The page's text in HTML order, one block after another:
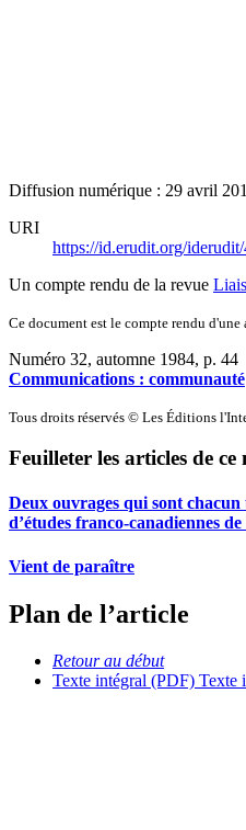
Diffusion numérique : 29 avril
URI
https://id.erudit.org/
Un compte rendu de la revue
Ce document est le compte rendu
Numéro 32, automne 1984, p. 44
Communications : communauté
Tous droits réservés © Les Éditions
Feuilleter les articles de ce
Deux ouvrages qui sont
d’études franco-canadiennes
Vient de paraître
Plan de l’article
Retour au début
Texte intégral (PDF) Texte